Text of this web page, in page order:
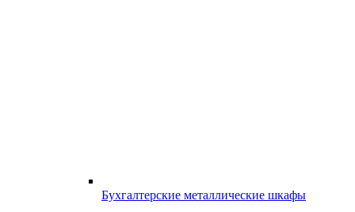
Бухгалтерские металлические шкафы